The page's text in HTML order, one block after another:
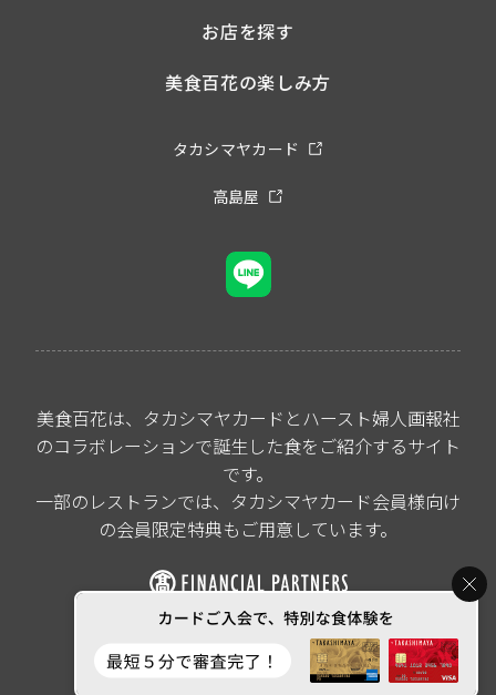
お店を探す
美食百花の楽しみ方
タカシマヤカード
高島屋
美食百花は、タカシマヤカードとハースト婦人画報社
のコラボレーションで誕生した食をご紹介するサイト
です。
一部のレストランでは、タカシマヤカード会員様向け
の会員限定特典もご用意しています。
All rights reserved by
Takashimaya Financial Partners Co.,Ltd